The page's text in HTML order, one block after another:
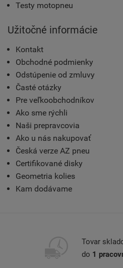
Testy motopneu
Užitočné informácie
Kontakt
Obchodné podmienky
Odstúpenie od zmluvy
Časté otázky
Pre veľkoobchodníkov
Ako sme rýchli
Naši prepravcovia
Ako u nás nakupovať
Česká verze AZ pneu
Certifikované disky
Geometria kolies
Kam dodávame
Tovar
do 1